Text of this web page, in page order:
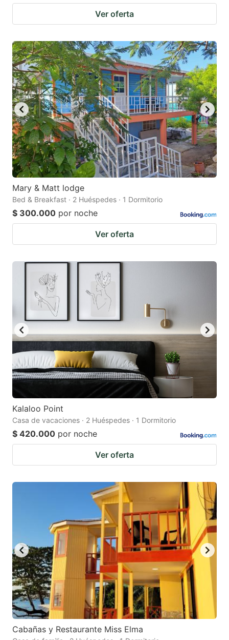
Ver oferta
Mary & Matt lodge
Bed & Breakfast · 2 Huéspedes · 1 Dormitorio
$ 300.000 por noche
Ver oferta
Kalaloo Point
Casa de vacaciones · 2 Huéspedes · 1 Dormitorio
$ 420.000 por noche
Ver oferta
Cabañas y Restaurante Miss Elma